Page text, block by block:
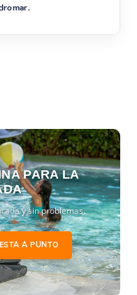
PARA LA
y sin problemas.
A PUNTO